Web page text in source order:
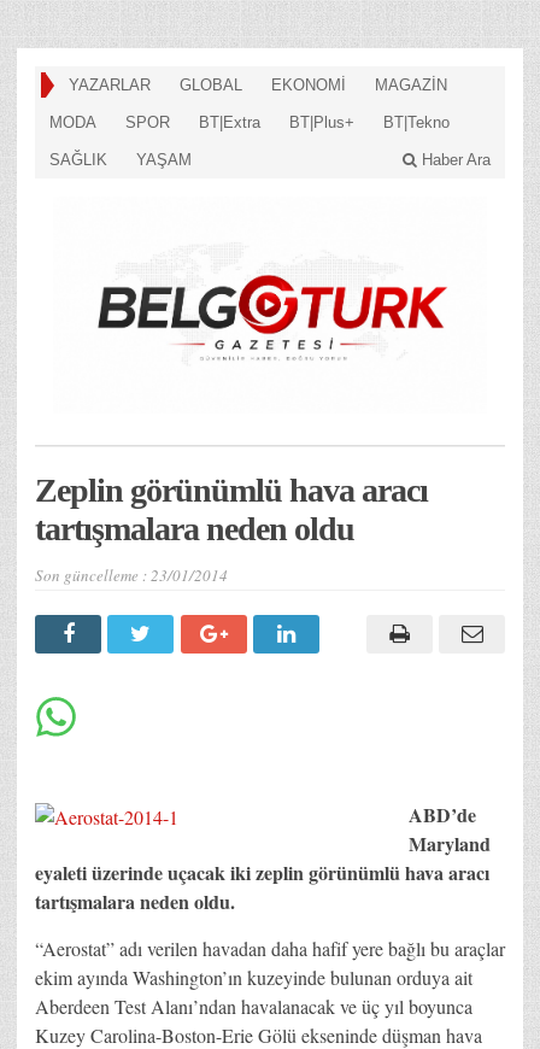
YAZARLAR GLOBAL EKONOMİ MAGAZİN
MODA SPOR BT|Extra BT|Plus+ BT|Tekno
SAĞLIK YAŞAM Haber Ara
Zeplin görünümlü hava aracı
tartışmalara neden oldu
Son güncelleme :23/01/2014
ABD’de
Maryland
eyaleti üzerinde uçacak iki zeplin görünümlü hava aracı
tartışmalara neden oldu.
“Aerostat” adı verilen havadan daha hafif yere bağlı bu araçlar
ekim ayında Washington’ın kuzeyinde bulunan orduya ait
Aberdeen Test Alanı’ndan havalanacak ve üç yıl boyunca
Kuzey Carolina-Boston-Erie Gölü ekseninde düşman hava